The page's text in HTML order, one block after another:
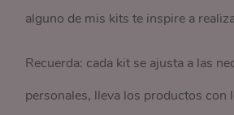
alguno de mis kits te inspire a
Recuerda: cada kit se ajusta a las
personales, lleva los productos con